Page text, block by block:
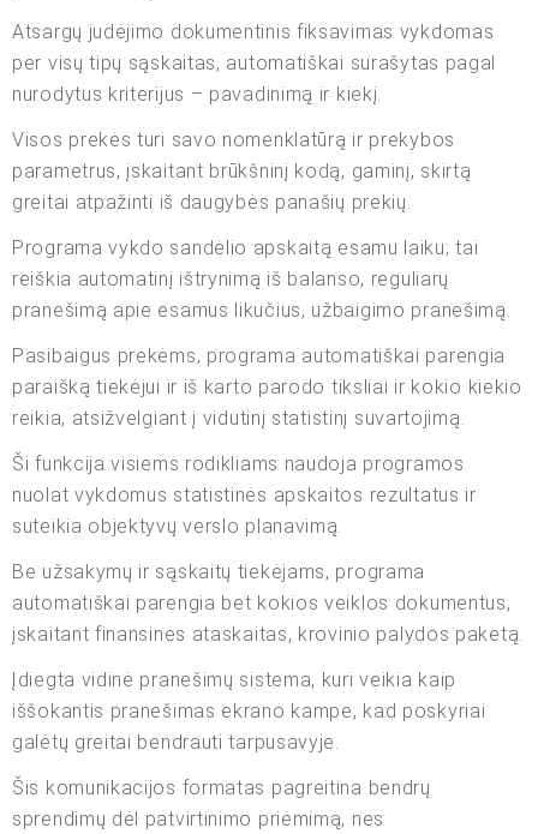
Atsargų judėjimo dokumentinis fiksavimas vykdomas
per visų tipų sąskaitas, automatiškai surašytas pagal
nurodytus kriterijus – pavadinimą ir kiekį.
Visos prekės turi savo nomenklatūrą ir prekybos
parametrus, įskaitant brūkšninį kodą, gaminį, skirtą
greitai atpažinti iš daugybės panašių prekių.
Programa vykdo sandėlio apskaitą esamu laiku; tai
reiškia automatinį ištrynimą iš balanso, reguliarų
pranešimą apie esamus likučius, užbaigimo pranešimą.
Pasibaigus prekėms, programa automatiškai parengia
paraišką tiekėjui ir iš karto parodo tiksliai ir kokio kiekio
reikia, atsižvelgiant į vidutinį statistinį suvartojimą.
Ši funkcija visiems rodikliams naudoja programos
nuolat vykdomus statistinės apskaitos rezultatus ir
suteikia objektyvų verslo planavimą.
Be užsakymų ir sąskaitų tiekėjams, programa
automatiškai parengia bet kokios veiklos dokumentus,
įskaitant finansines ataskaitas, krovinio palydos paketą.
Įdiegta vidinė pranešimų sistema, kuri veikia kaip
iššokantis pranešimas ekrano kampe, kad poskyriai
galėtų greitai bendrauti tarpusavyje.
Šis komunikacijos formatas pagreitina bendrų
sprendimų dėl patvirtinimo priėmimą, nes